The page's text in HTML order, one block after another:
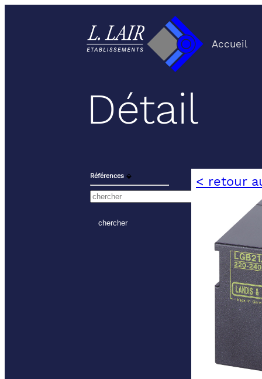
Accueil
Détail
Références ⬙ < retour